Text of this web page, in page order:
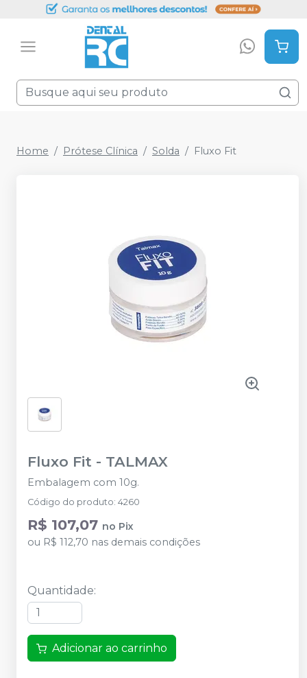
Home Prótese Clínica Solda Fluxo Fit
Fluxo Fit - TALMAX
Embalagem com 10g.
Código do produto: 4260
R$ 107,07 no Pix
ou R$ 112,70 nas demais condições
Quantidade:
Adicionar ao carrinho